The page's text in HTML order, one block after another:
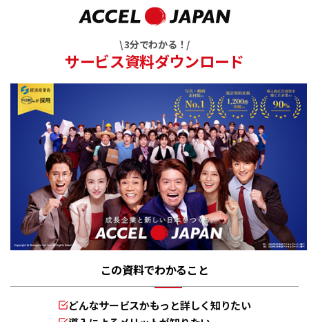
\ 3分でわかる！/
サービス資料ダウンロード
この資料でわかること
どんなサービスかもっと詳しく知りたい